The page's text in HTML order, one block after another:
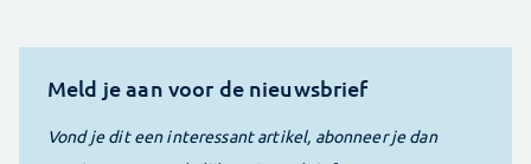
Meld je aan voor de nieuwsbrief
Vond je dit een interessant artikel, abonneer je dan